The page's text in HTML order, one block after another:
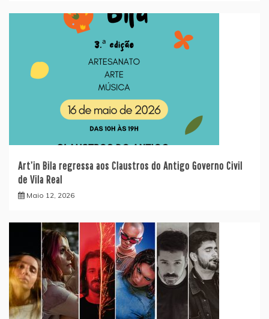
Art’in Bila regressa aos Claustros do Antigo Governo Civil
de Vila Real
Maio 12, 2026